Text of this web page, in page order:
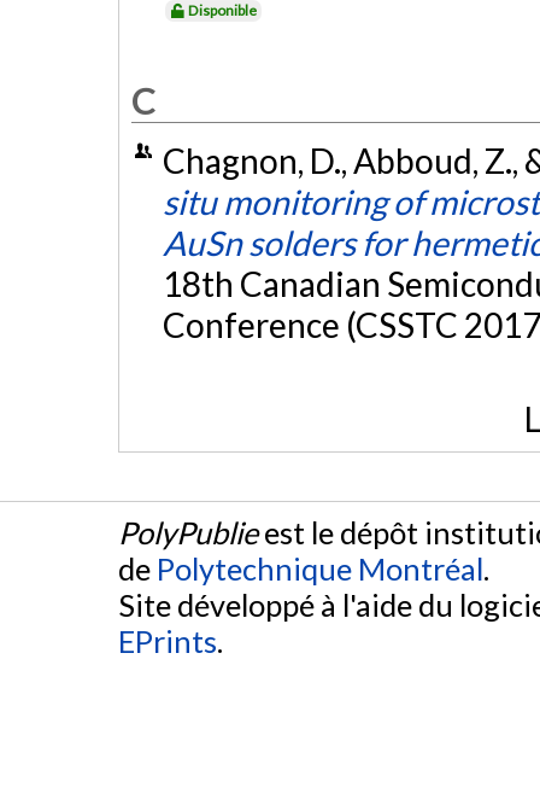
Disponible
C
Chagnon, D., Abboud,
situ monitoring of
AuSn solders for
18th Canadian
Conference (CSSTC
PolyPublieest le dépôt
de Polytechnique Montréal.
Site développé à l'aide du
EPrints.